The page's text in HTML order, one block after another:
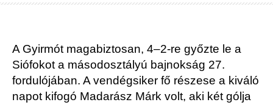
A Gyirmót magabiztosan, 4–2-re győzte le a
Siófokot a másodosztályú bajnokság 27.
fordulójában. A vendégsiker fő részese a kiváló
napot kifogó Madarász Márk volt, aki két gólja